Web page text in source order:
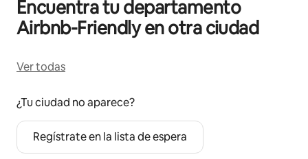
Encuentra tu departamento
Airbnb-Friendly en otra ciudad
Ver todas
¿Tu ciudad no aparece?
Regístrate en la lista de espera